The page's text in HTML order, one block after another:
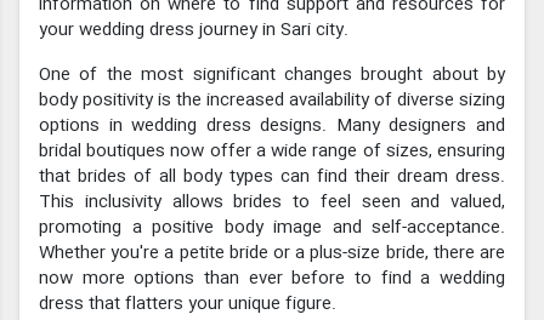
your wedding dress journey in Sari city.
One of the most significant changes brought about by
body positivity is the increased availability of diverse sizing
options in wedding dress designs. Many designers and
bridal boutiques now offer a wide range of sizes, ensuring
that brides of all body types can find their dream dress.
This inclusivity allows brides to feel seen and valued,
promoting a positive body image and self-acceptance.
Whether you're a petite bride or a plus-size bride, there are
now more options than ever before to find a wedding
dress that flatters your unique figure.